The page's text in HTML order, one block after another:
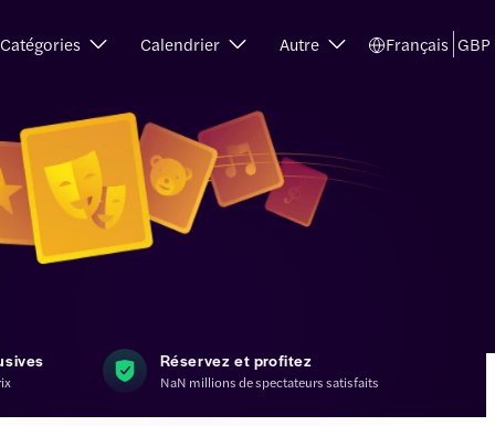
Catégories Calendrier Autre Français GBP
Réservez et profitez
NaN millions de spectateurs satisfaits